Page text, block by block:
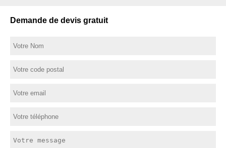
Demande de devis gratuit